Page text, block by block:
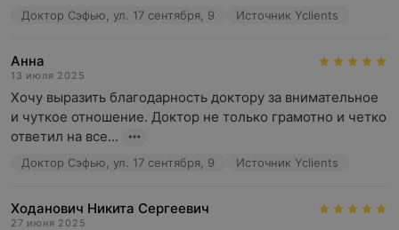
Доктор Сэфью, ул. 17 сентября, 9 Источник Yclients
Анна
13 июля 2025
Хочу выразить благодарность доктору за внимательное
и чуткое отношение. Доктор не только грамотно и четко
ответил на все...
Доктор Сэфью, ул. 17 сентября, 9 Источник Yclients
Ходанович Никита Сергеевич
27 июня 2025